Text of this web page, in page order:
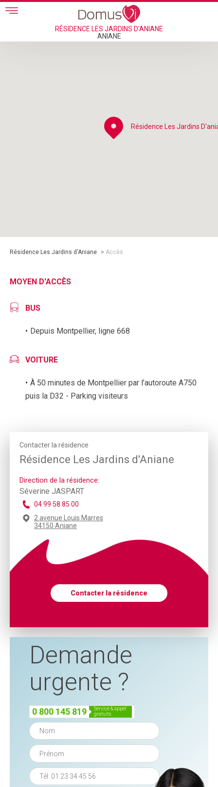
Skip to main content
RÉSIDENCE LES JARDINS D'ANIANE
ANIANE
Résidence Les Jardins
Résidence Les Jardins d'Aniane > Accès
MOYEN D'ACCÈS
BUS
Depuis Montpellier, ligne 668
VOITURE
À 50 minutes de Montpellier par l’autoroute A750
puis la D32 - Parking visiteurs
Contacter la résidence
Résidence Les Jardins d'Aniane
Direction de la résidence:
Séverine JASPART
04 99 58 85 00
2 avenue Louis Marres
34150 Aniane
Contacter la résidence
Demande
urgente ?
0 800 145 819
service & appel
gratuits